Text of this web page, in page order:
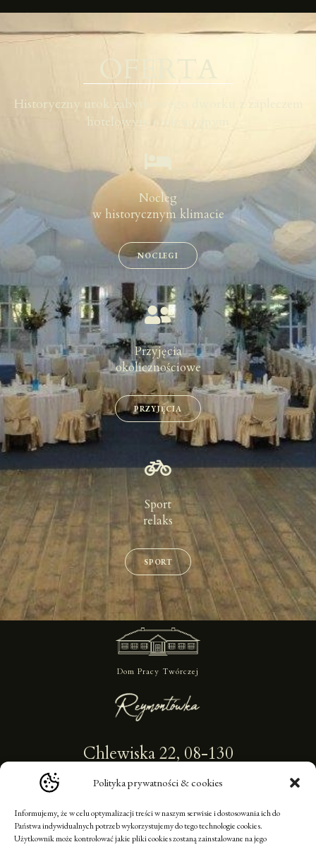
Polityka prywatności & cookies
Informujemy, że w celu optymalizacji treści w naszym serwisie i dostosowania ich do
Państwa indywidualnych potrzeb wykorzystujemy do tego technologie cookies.
Użytkownik może kontrolować jakie pliki cookies zostaną zainstalowane na jego
OFERTA
Historyczny urok zabytkowego dworku z zapleczem
hotelowym i rekracyjnym
Nocleg
w historycznym klimacie
NOCLEGI
Przyjęcia
okolicznościowe
PRZYJĘCIA
Sport
relaks
SPORT
Dom Pracy Twórczej
Chlewiska 22, 08-130
+48 662 017 970